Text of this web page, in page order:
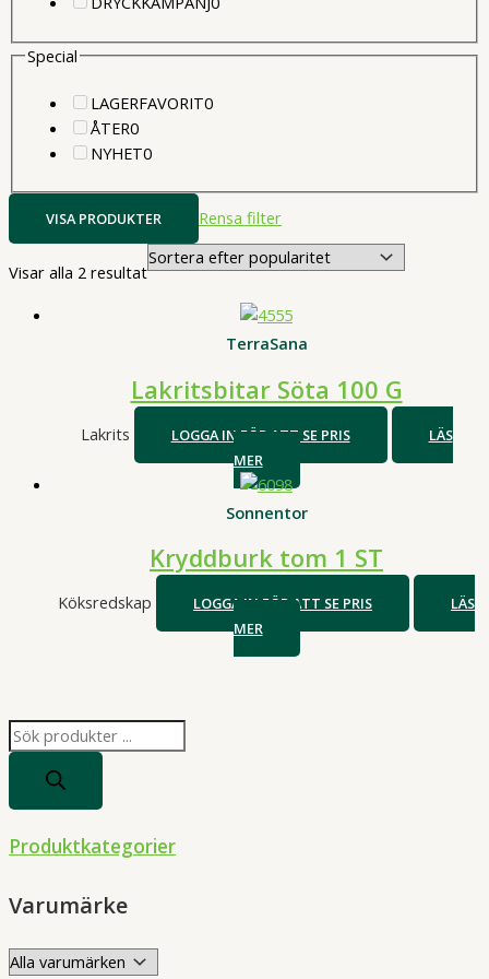
P
u
s
Produktkategorier
Varumärke
Special
LAGERFAVORIT00
ÅTER00
produkter
NYHET00
VISA PRODUKTER Rensa filter
Visar alla 2 resultatSortera
TerraSana
Lakritsbitar Söta 100 G
Lakrits LOGGA IN FÖR ATT SE PRIS
LÄS
MER
Sonnentor
Kryddburk tom 1 ST
Köksredskap LOGGA IN FÖR ATT SE PRIS
LÄS
MER